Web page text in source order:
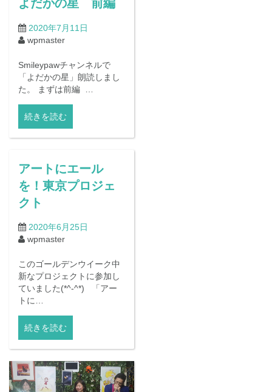
よだかの星 前編
2020年7月11日
wpmaster
Smileypawチャンネルで
「よだかの星」朗読しまし
た。 まずは前編 …
続きを読む
アートにエール
を！東京プロジェ
クト
2020年6月25日
wpmaster
このゴールデンウイーク中
新なプロジェクトに参加し
ていました(*^-^*) 「アー
トに…
続きを読む